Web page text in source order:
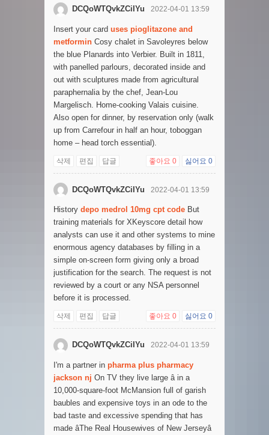
DCQoWTQvkZCiIYu 2022-04-01 13:59
Insert your card uses pioglitazone and
metformin Cosy chalet in Savoleyres below
the blue Planards into Verbier. Built in 1811,
with panelled parlours, decorated inside and
out with sculptures made from agricultural
paraphernalia by the chef, Jean-Lou
Margelisch. Home-cooking Valais cuisine.
Also open for dinner, by reservation only (walk
up from Carrefour in half an hour, toboggan
home – head torch essential).
삭제 편집 답글 좋아요 0 싫어요 0
DCQoWTQvkZCiIYu 2022-04-01 13:59
History depo medrol 10mg cpt code But
training materials for XKeyscore detail how
analysts can use it and other systems to mine
enormous agency databases by filling in a
simple on-screen form giving only a broad
justification for the search. The request is not
reviewed by a court or any NSA personnel
before it is processed.
삭제 편집 답글 좋아요 0 싫어요 0
DCQoWTQvkZCiIYu 2022-04-01 13:59
I'm a partner in pharma plus pharmacy
jackson nj On TV they live large â in a
10,000-square-foot McMansion full of garish
baubles and expensive toys in an ode to the
bad taste and excessive spending that has
made âThe Real Housewives of New Jerseyâ